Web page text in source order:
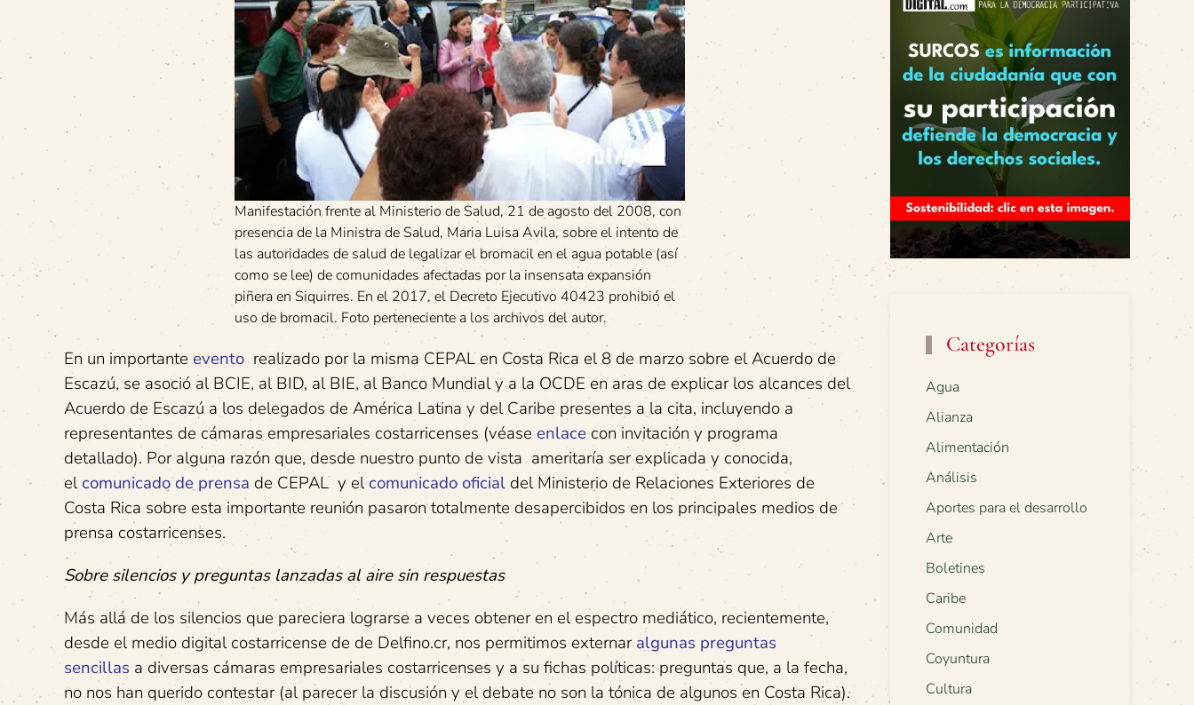
Manifestación frente al Ministerio de Salud, 21 de agosto del 2008, con
presencia de la Ministra de Salud, Maria Luisa Avila, sobre el intento de
las autoridades de salud de legalizar el bromacil en el agua potable (así
como se lee) de comunidades afectadas por la insensata expansión
piñera en Siquirres. En el 2017, el Decreto Ejecutivo 40423 prohibió el
uso de bromacil. Foto perteneciente a los archivos del autor.
En un importante eventorealizado por la misma CEPAL en Costa Rica el 8 de marzo sobre el Acuerdo de
Escazú, se asoció al BCIE, al BID, al BIE, al Banco Mundial y a la OCDE en aras de explicar los alcances del
Acuerdo de Escazú a los delegados de América Latina y del Caribe presentes a la cita, incluyendo a
representantes de cámaras empresariales costarricenses (véase enlace con invitación y programa
detallado). Por alguna razón que, desde nuestro punto de vista ameritaría ser explicada y conocida,
elcomunicado de prensa de CEPAL y elcomunicado oficial del Ministerio de Relaciones Exteriores de
Costa Rica sobre esta importante reunión pasaron totalmente desapercibidos en los principales medios de
prensa costarricenses.
Sobre silencios y preguntas lanzadas al aire sin respuestas
Más allá de los silencios que pareciera lograrse a veces obtener en el espectro mediático, recientemente,
desde el medio digital costarricense de de Delfino.cr, nos permitimos externaralgunas preguntas
sencillas a diversas cámaras empresariales costarricenses y a su fichas políticas: preguntas que, a la fecha,
no nos han querido contestar (al parecer la discusión y el debate no son la tónica de algunos en Costa Rica).
Categorías
Agua
Alianza
Alimentación
Análisis
Aportes para el desarrollo
Arte
Boletines
Caribe
Comunidad
Coyuntura
Cultura